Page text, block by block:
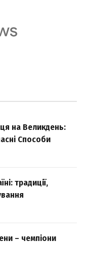
на Великдень:
Способи
традиції,
– чемпіони